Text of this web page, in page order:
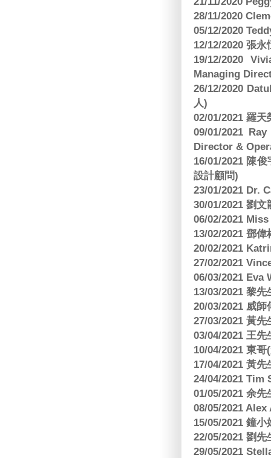
28/11/2020
05/12/2020
12/12/2020 張
19/12/2020
Managing
26/12/2020
人)
02/01/2021 羅
09/01/2021
Director &
16/01/2021 陳
設計顧問)
23/01/2021 Dr.
30/01/2021 劉
06/02/2021
13/02/2021 鄧
20/02/2021
27/02/2021
06/03/2021 Eva
13/03/2021 黎
20/03/2021 威
27/03/2021 黃
03/04/2021 王
10/04/2021 東
17/04/2021 黃
24/04/2021 Tim
01/05/2021 余
08/05/2021
15/05/2021 鐘
22/05/2021 劉
29/05/2021